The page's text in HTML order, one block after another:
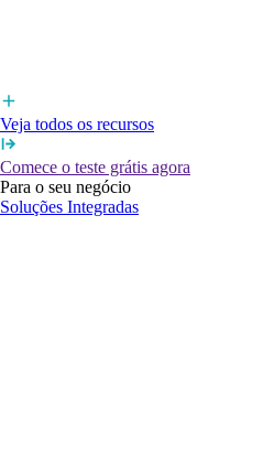
Veja todos os recursos
Comece o teste grátis agora
Para o seu negócio
Soluções Integradas